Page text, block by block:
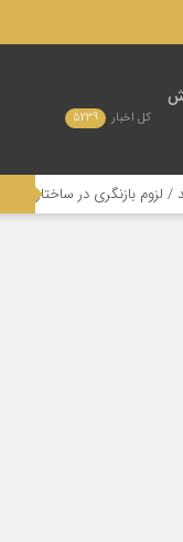
کل اخبار 5239
در ساختار مدیریتی این رشته